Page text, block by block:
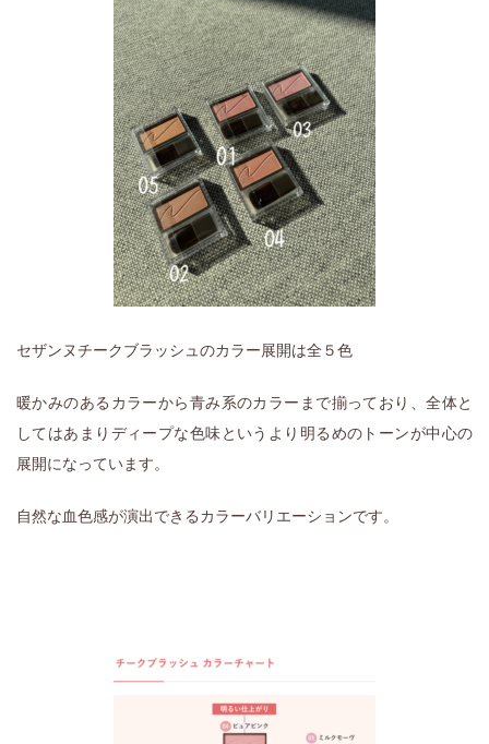
セザンヌチークブラッシュのカラー展開は全５色
暖かみのあるカラーから青み系のカラーまで揃っており、全体と
してはあまりディープな色味というより明るめのトーンが中心の
展開になっています。
自然な血色感が演出できるカラーバリエーションです。